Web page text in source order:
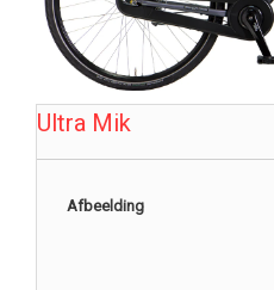
Ultra Mik
Afbeelding